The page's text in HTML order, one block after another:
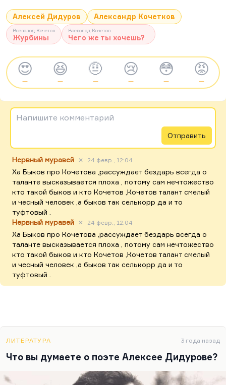
Алексей Дидуров Александр Кочетков
Всеволод Кочетов
Журбины
Всеволод Кочетов
Чего же ты хочешь?
😍
—
😆
—
🤨
—
😢
—
😳
—
😡
—
Напишите комментарий
Отправить
Нервный муравей ✕ 24 февр., 12:04
Ха Быков про Кочетова ,рассуждает бездарь всегда о
таланте высказывается плоха , потому сам нечтожество
кто такой быков и кто Кочетов ,Кочетов талант смелый
и чесный человек ,а быков так селькорр да и то
туфтовый .
Нервный муравей
✕ 24 февр., 12:04
Ха Быков про Кочетова ,рассуждает бездарь всегда о
таланте высказывается плоха , потому сам нечтожество
кто такой быков и кто Кочетов ,Кочетов талант смелый
и чесный человек ,а быков так селькорр да и то
туфтовый .
ЛИТЕРАТУРА 3 года назад
Что вы думаете о поэте Алексее Дидурове?